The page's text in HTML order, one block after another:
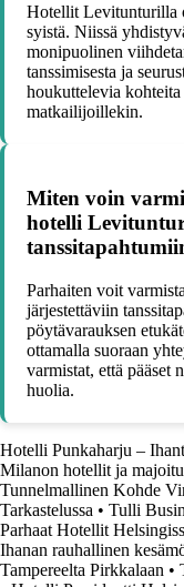
Hotellit Levitunturilla
syistä. Niissä
monipuolinen
tanssimisesta ja
houkuttelevia
matkailijoillekin.
Miten voin
hotelli
Parhaiten voit
järjestettäviin
pöytävarauksen
ottamalla suoraan
varmistat, että pääset
huolia.
Hotelli Punkaharju –
Milanon hotellit ja
Tunnelmallinen Kohde
Tarkastelussa • Tulli
Parhaat Hotellit
Ihanan rauhallinen
Tampereelta Pirkkalaan •